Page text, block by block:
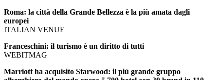
Roma: la città della Grande Bellezza è la più amata dagli
europei
ITALIAN VENUE
Franceschini: il turismo è un diritto di tutti
WEBITMAG
Marriott ha acquisito Starwood: il più grande gruppo